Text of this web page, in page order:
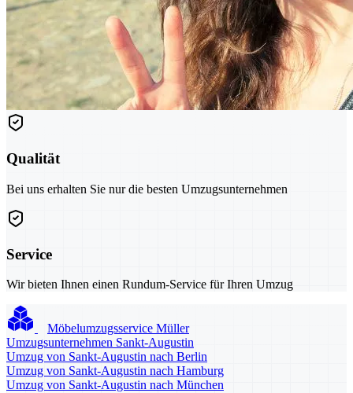
Qualität
Bei uns erhalten Sie nur die besten Umzugsunternehmen
Service
Wir bieten Ihnen einen Rundum-Service für Ihren Umzug
Möbelumzugsservice Müller
Umzugsunternehmen Sankt-Augustin
Umzug von Sankt-Augustin nach Berlin
Umzug von Sankt-Augustin nach Hamburg
Umzug von Sankt-Augustin nach München